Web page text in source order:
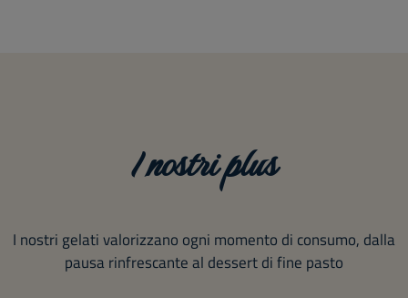
I nostri plus
I nostri gelati valorizzano ogni momento di consumo, dalla
pausa rinfrescante al dessert di fine pasto